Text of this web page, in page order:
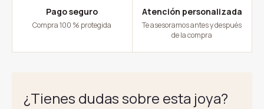
Pago seguro
Compra 100 % protegida
Atención personalizada
Te asesoramos antes y después
de la compra
¿Tienes dudas sobre esta joya?